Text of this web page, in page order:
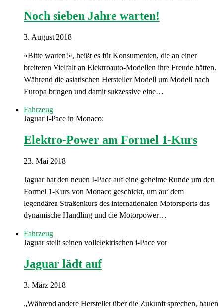
Noch sieben Jahre warten!
3. August 2018
»Bitte warten!«, heißt es für Konsumenten, die an einer
breiteren Vielfalt an Elektroauto-Modellen ihre Freude hätten.
Während die asiatischen Hersteller Modell um Modell nach
Europa bringen und damit sukzessive eine…
Fahrzeug
Jaguar I-Pace in Monaco:
Elektro-Power am Formel 1-Kurs
23. Mai 2018
Jaguar hat den neuen I-Pace auf eine geheime Runde um den
Formel 1-Kurs von Monaco geschickt, um auf dem
legendären Straßenkurs des internationalen Motorsports das
dynamische Handling und die Motorpower…
Fahrzeug
Jaguar stellt seinen vollelektrischen i-Pace vor
Jaguar lädt auf
3. März 2018
„Während andere Hersteller über die Zukunft sprechen, bauen